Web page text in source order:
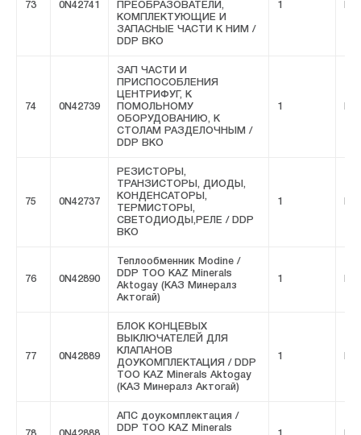
73 0N42741
ПРЕОБРАЗОВАТЕЛИ,
КОМПЛЕКТУЮЩИЕ И
ЗАПАСНЫЕ ЧАСТИ К НИМ /
DDP ВКО
1
74 0N42739
ЗАП ЧАСТИ И
ПРИСПОСОБЛЕНИЯ
ЦЕНТРИФУГ, К
ПОМОЛЬНОМУ
ОБОРУДОВАНИЮ, К
СТОЛАМ РАЗДЕЛОЧНЫМ /
DDP ВКО
1
75 0N42737
РЕЗИСТОРЫ,
ТРАНЗИСТОРЫ, ДИОДЫ,
КОНДЕНСАТОРЫ,
ТЕРМИСТОРЫ,
СВЕТОДИОДЫ,РЕЛЕ / DDP
ВКО
1
76 0N42890
Теплообменник Modine /
DDP ТОО KAZ Minerals
Aktogay (КАЗ Минералз
Актогай)
1
77 0N42889
БЛОК КОНЦЕВЫХ
ВЫКЛЮЧАТЕЛЕЙ ДЛЯ
КЛАПАНОВ
ДОУКОМПЛЕКТАЦИЯ / DDP
ТОО KAZ Minerals Aktogay
(КАЗ Минералз Актогай)
1
АПС доукомплектация /
DDP ТОО KAZ Minerals